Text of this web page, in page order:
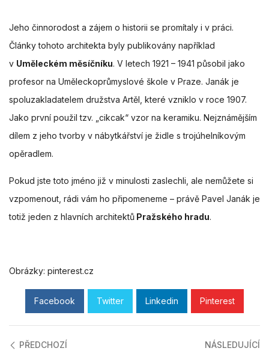
Jeho činnorodost a zájem o historii se promítaly i v práci.
Články tohoto architekta byly publikovány například
v Uměleckém měsíčníku. V letech 1921 – 1941 působil jako
profesor na Uměleckoprůmyslové škole v Praze. Janák je
spoluzakladatelem družstva Artěl, které vzniklo v roce 1907.
Jako první použil tzv. „cikcak“ vzor na keramiku. Nejznámějším
dílem z jeho tvorby v nábytkářství je židle s trojúhelníkovým
opěradlem.
Pokud jste toto jméno již v minulosti zaslechli, ale nemůžete si
vzpomenout, rádi vám ho připomeneme – právě Pavel Janák je
totiž jeden z hlavních architektů Pražského hradu.
Obrázky: pinterest.cz
Facebook Twitter Linkedin Pinterest
PŘEDCHOZÍ
NÁSLEDUJÍCÍ